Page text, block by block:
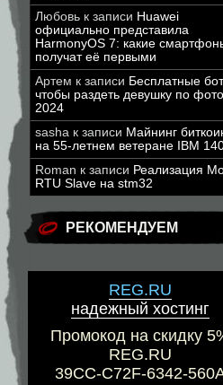
Любовь к записи Huawei
официально представила
HarmonyOS 7: какие
получат её первыми
Артем к записи Бесплатные
чтобы раздеть девушку по
2024
sasha к записи Майнинг
на 55-летнем ветеране IBM
Roman к записи Реализация
RTU Slave на stm32
РЕКОМЕНДУЕМ
REG.RU
надежный хостинг
Промокод на скидку
REG.RU
39CC-C72F-6342-